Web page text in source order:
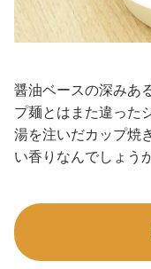
醤油ベースの深みあ
プ麺とはまた違った
湯を注いだカップ焼
い香りなんでしょうか